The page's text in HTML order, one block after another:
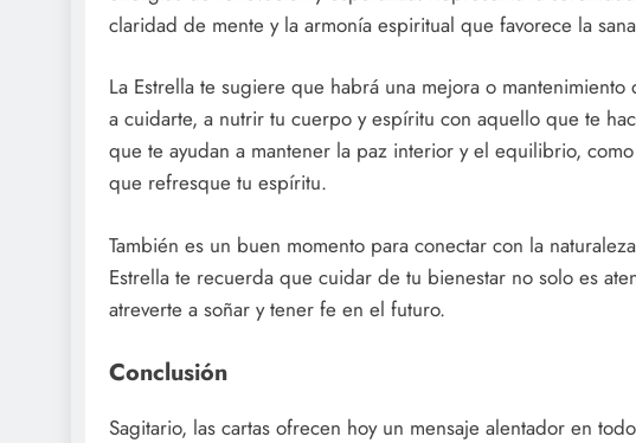
claridad de mente y la armonía espiritual que favorece la
La Estrella te sugiere que habrá una mejora o
a cuidarte, a nutrir tu cuerpo y espíritu con aquello que te
que te ayudan a mantener la paz interior y el equilibrio,
que refresque tu espíritu.
También es un buen momento para conectar con la
Estrella te recuerda que cuidar de tu bienestar no solo es
atreverte a soñar y tener fe en el futuro.
Conclusión
Sagitario, las cartas ofrecen hoy un mensaje alentador en